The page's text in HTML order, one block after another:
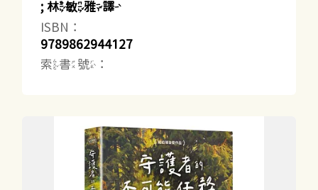
; 林敏雅譯
ISBN：
9789862944127
索書號：